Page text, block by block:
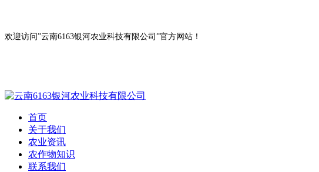
欢迎访问”云南6163银河农业科技有限公司”官方网站！
首页
关于我们
农业资讯
农作物知识
联系我们